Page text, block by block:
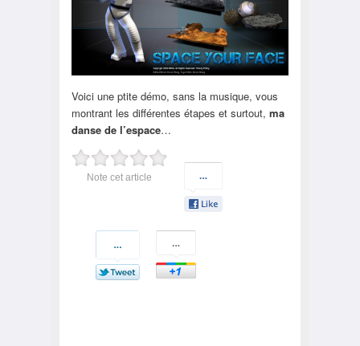
Voici une ptite démo, sans la musique, vous
montrant les différentes étapes et surtout, ma
danse de l’espace…
Note cet article